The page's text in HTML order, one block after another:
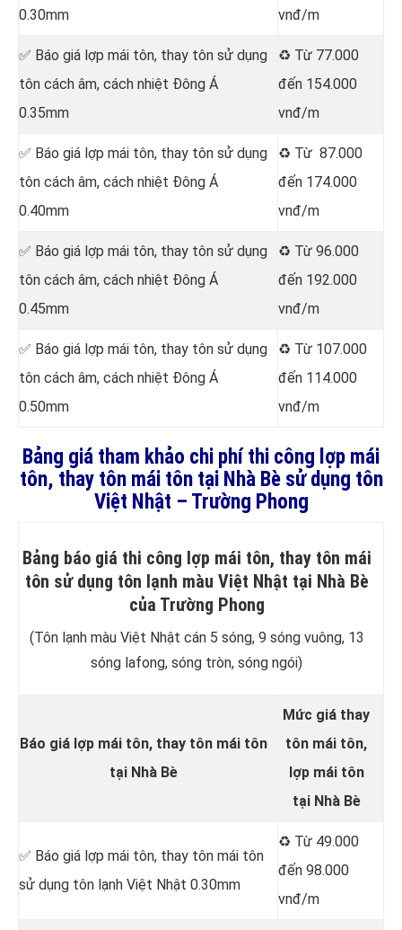
0.30mm
vnđ/m
✅ Báo giá lợp mái tôn, thay tôn sử dụng
tôn cách âm, cách nhiệt Đông Á
0.35mm
♻️ Từ 77.000
đến 154.000
vnđ/m
✅ Báo giá lợp mái tôn, thay tôn sử dụng
tôn cách âm, cách nhiệt Đông Á
0.40mm
♻️ Từ 87.000
đến 174.000
vnđ/m
✅ Báo giá lợp mái tôn, thay tôn sử dụng
tôn cách âm, cách nhiệt Đông Á
0.45mm
♻️ Từ 96.000
đến 192.000
vnđ/m
✅ Báo giá lợp mái tôn, thay tôn sử dụng
tôn cách âm, cách nhiệt Đông Á
0.50mm
♻️ Từ 107.000
đến 114.000
vnđ/m
Bảng giá tham khảo chi phí thi công lợp mái
tôn, thay tôn mái tôn tại Nhà Bè sử dụng tôn
Việt Nhật – Trường Phong
Bảng báo giá thi công lợp mái tôn, thay tôn mái
tôn sử dụng tôn lạnh màu Việt Nhật tại Nhà Bè
của Trường Phong
(Tôn lạnh màu Việt Nhật cán 5 sóng, 9 sóng vuông, 13
sóng lafong, sóng tròn, sóng ngói)
Báo giá lợp mái tôn, thay tôn mái tôn
tại Nhà Bè
Mức giá thay
tôn mái tôn,
lợp mái tôn
tại Nhà Bè
✅ Báo giá lợp mái tôn, thay tôn mái tôn
sử dụng tôn lạnh Việt Nhật 0.30mm
♻️ Từ 49.000
đến 98.000
vnđ/m